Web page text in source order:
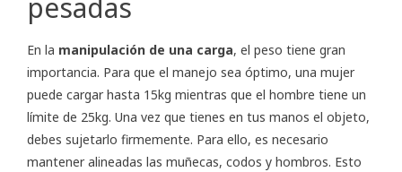
pesadas
En la manipulación de una carga, el peso tiene gran
importancia. Para que el manejo sea óptimo, una mujer
puede cargar hasta 15kg mientras que el hombre tiene un
límite de 25kg. Una vez que tienes en tus manos el objeto,
debes sujetarlo firmemente. Para ello, es necesario
mantener alineadas las muñecas, codos y hombros. Esto